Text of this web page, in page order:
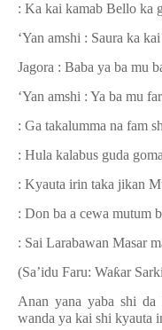
: Ka kai kamab Bello ka
‘Yan amshi : Saura ka
Jagora : Baba ya ba mu
‘Yan amshi : Ya ba mu
: Ga takalumma na fam
: Hula kalabus guda
: Kyauta irin taka jikan
: Don ba a cewa mutum
: Sai Larabawan Masar
(Sa’idu Faru: Waƙar
Anan yana yaba shi
wanda ya kai shi kyauta